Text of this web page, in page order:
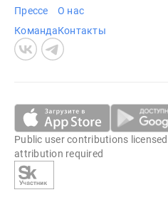
Прессе
Команда
О нас
Контакты
Public user contributions
attribution required